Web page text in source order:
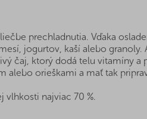
prechladnutia. Vďaka
jogurtov, kaší alebo
čaj, ktorý dodá telu vitamíny a
orieškami a mať tak
vlhkosti najviac 70 %.